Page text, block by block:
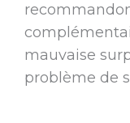
mauvaise
problème de